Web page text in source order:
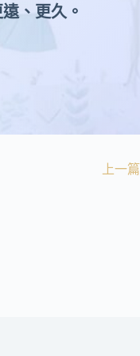
、更久。
上一篇